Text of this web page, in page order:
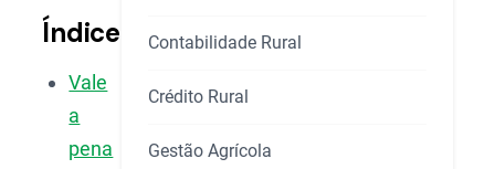
Índice
Vale
a
pena
Contabilidade Rural
Crédito Rural
Gestão Agrícola